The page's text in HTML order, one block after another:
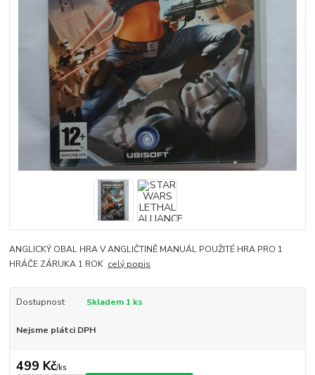
ANGLICKÝ OBAL HRA V ANGLIČTINĚ MANUÁL POUŽITÉ HRA PRO 1
HRÁČE ZÁRUKA 1 ROK celý popis
Dostupnost Skladem 1 ks
Nejsme plátci DPH
499 Kč/ks